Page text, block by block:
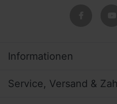
Informationen
Service, Versand &